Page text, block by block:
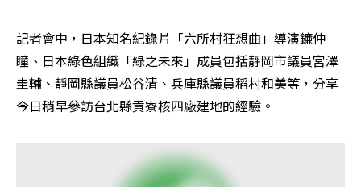
記者會中，日本知名紀錄片「六所村狂想曲」導演鐮仲
瞳、日本綠色組織「綠之未來」成員包括靜岡市議員宮澤
圭輔、靜岡縣議員松谷清、兵庫縣議員稻村和美等，分享
今日稍早參訪台北縣貢寮核四廠建地的經驗。